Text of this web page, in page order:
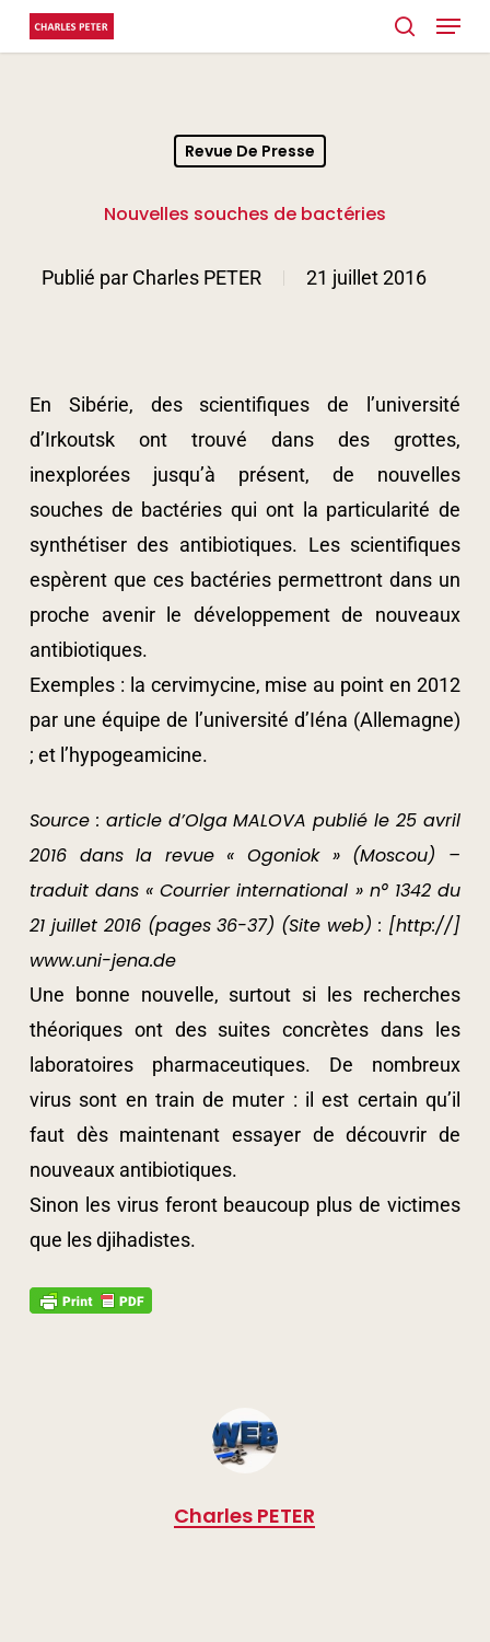
Skip
to
search
Menu
Revue De Presse
Nouvelles souches de bactéries
Publié par Charles PETER 21 juillet 2016
En Sibérie, des scientifiques de l’université
d’Irkoutsk ont trouvé dans des grottes,
inexplorées jusqu’à présent, de nouvelles
souches de bactéries qui ont la particularité de
synthétiser des antibiotiques. Les scientifiques
espèrent que ces bactéries permettront dans un
proche avenir le développement de nouveaux
antibiotiques.
Exemples : la cervimycine, mise au point en 2012
par une équipe de l’université d’Iéna (Allemagne)
; et l’hypogeamicine.
Source : article d’Olga MALOVA publié le 25 avril
2016 dans la revue « Ogoniok » (Moscou) –
traduit dans « Courrier international » n° 1342 du
21 juillet 2016 (pages 36-37) (Site web) : [http://]
www.uni-jena.de
Une bonne nouvelle, surtout si les recherches
théoriques ont des suites concrètes dans les
laboratoires pharmaceutiques. De nombreux
virus sont en train de muter : il est certain qu’il
faut dès maintenant essayer de découvrir de
nouveaux antibiotiques.
Sinon les virus feront beaucoup plus de victimes
que les djihadistes.
Charles PETER